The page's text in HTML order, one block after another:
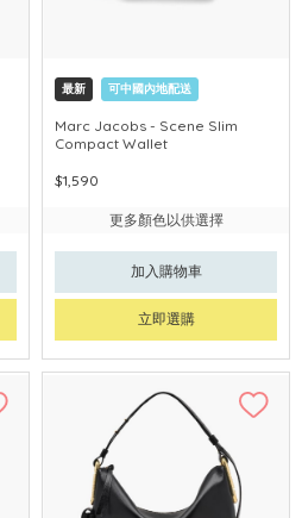
最新 可中國內地配送
Marc Jacobs - Scene Slim
Compact Wallet
$1,590
更多顏色以供選擇
加入購物車
立即選購